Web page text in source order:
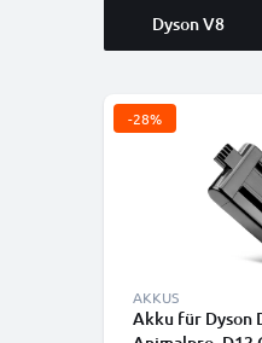
Dyson V8
-28%
AKKUS
Akku für Dyson